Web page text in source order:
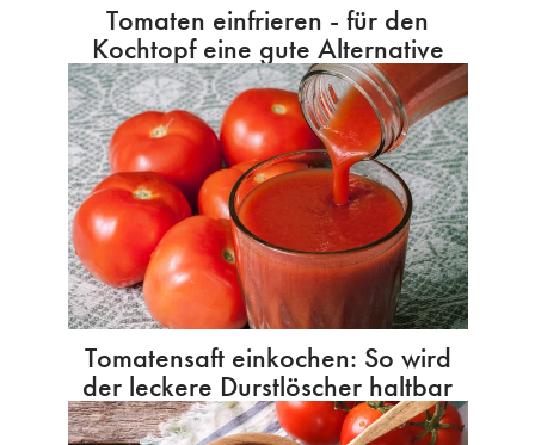
Tomaten einfrieren - für den
Kochtopf eine gute Alternative
Tomatensaft einkochen: So wird
der leckere Durstlöscher haltbar